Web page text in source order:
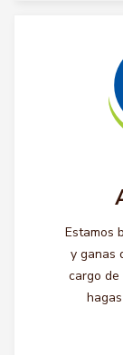
Estamos
y ganas
cargo de